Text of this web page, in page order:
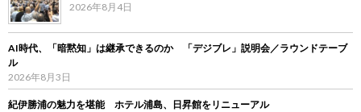
2026年8月4日
AI時代、「暗黙知」は継承できるのか 「デジブレ」説明会／ラウンドテーブ
ル
2026年8月3日
紀伊勝浦の魅力を堪能 ホテル浦島、日昇館をリニューアル